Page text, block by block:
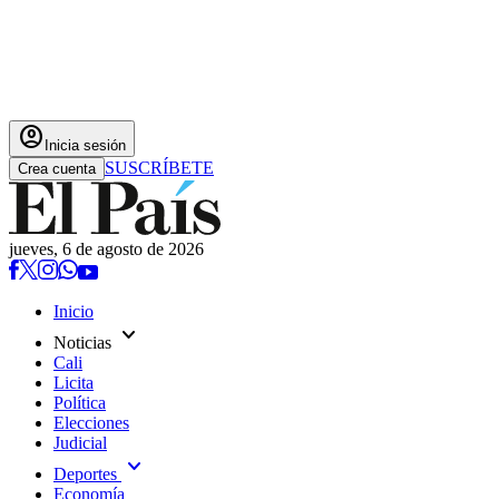
account_circle Inicia sesión
Crea cuenta SUSCRÍBETE
jueves, 6 de agosto de 2026
Inicio
Noticias expand_more
Cali
Licita
Política
Elecciones
Judicial
Deportes expand_more
Economía